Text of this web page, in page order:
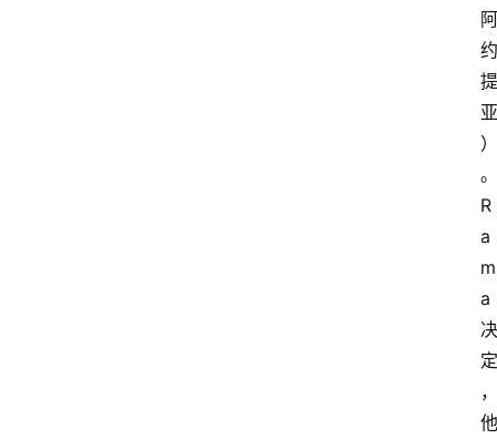
阿
约
提
亚
）
。
R
a
m
a
决
定
，
他